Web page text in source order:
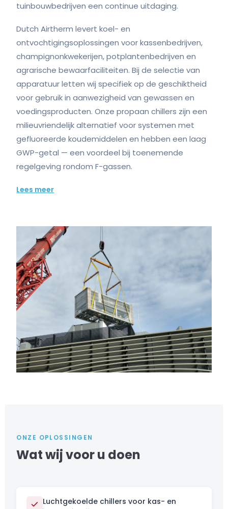
tuinbouwbedrijven een continue uitdaging.
Dutch Airtherm levert koel- en
ontvochtigingsoplossingen voor kassenbedrijven,
champignonkwekerijen, potplantenbedrijven en
agrarische bewaarfaciliteiten. Bij de selectie van
apparatuur letten wij specifiek op de geschiktheid
voor gebruik in aanwezigheid van gewassen en
voedingsproducten. Onze propaan chillers zijn een
milieuvriendelijk alternatief voor systemen met
gefluoreerde koudemiddelen en hebben een laag
GWP-getal — een voordeel bij toenemende
regelgeving rondom F-gassen.
Lees meer
ONZE OPLOSSINGEN
Wat wij voor u doen
Luchtgekoelde chillers voor kas- en